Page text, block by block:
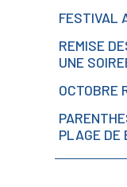
FESTIVAL
REMISE
UNE
OCTOBRE
PLAGE DE